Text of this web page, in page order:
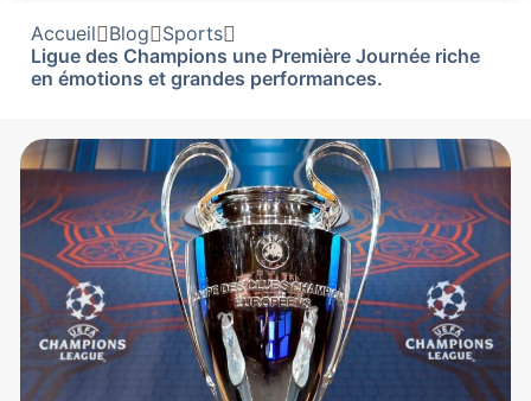
Accueil Blog
Sports
Ligue des Champions une Première Journée riche
en émotions et grandes performances.